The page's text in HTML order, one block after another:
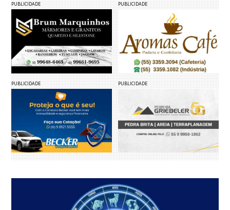
PUBLICIDADE PUBLICIDADE
PUBLICIDADE PUBLICIDADE